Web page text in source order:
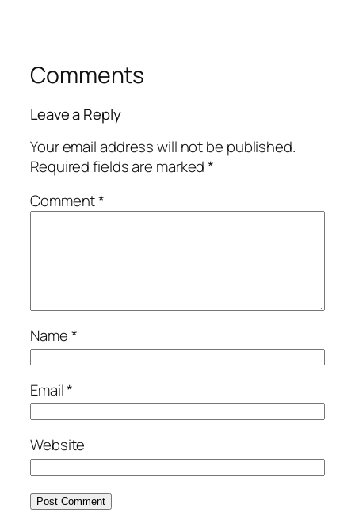
Comments
Leave a Reply
Your email address will not be published.
Required fields are marked*
Comment*
Name*
Email*
Website